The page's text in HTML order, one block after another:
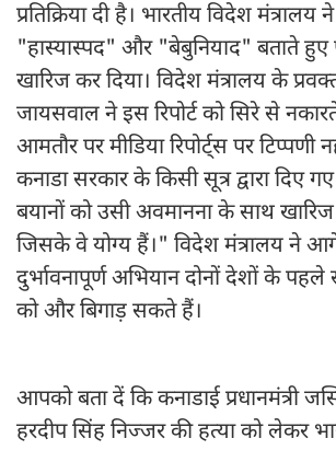
प्रतिक्रिया दी है। भारतीय विदेश
"हास्यास्पद" और "बेबुनियाद" बताते हुए
खारिज कर दिया। विदेश मंत्रालय के
जायसवाल ने इस रिपोर्ट को सिरे से
आमतौर पर मीडिया रिपोर्ट्स पर टिप्पणी
कनाडा सरकार के किसी सूत्र द्वारा दिए
बयानों को उसी अवमानना के साथ खारिज
जिसके वे योग्य हैं।" विदेश मंत्रालय ने
दुर्भावनापूर्ण अभियान दोनों देशों के
को और बिगाड़ सकते हैं।
आपको बता दें कि कनाडाई प्रधानमंत्री
हरदीप सिंह निज्जर की हत्या को लेकर